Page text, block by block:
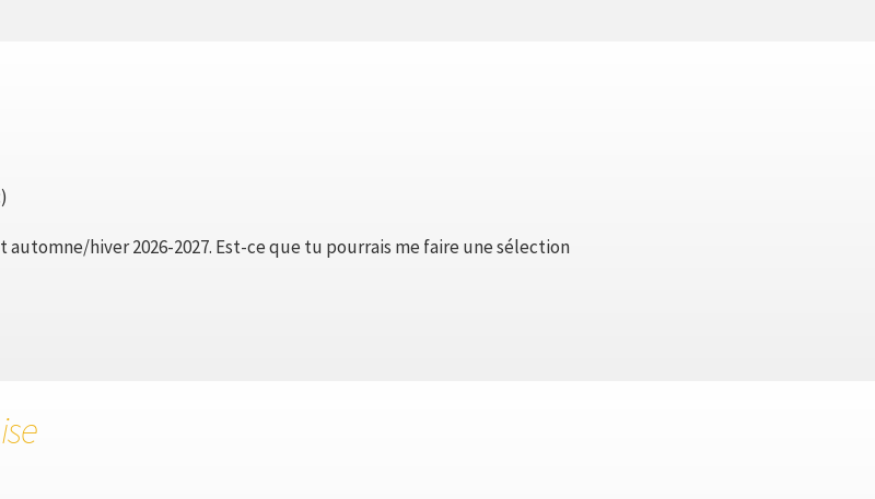
hiver 2026-2027. Est-ce que tu pourrais me faire une sélection